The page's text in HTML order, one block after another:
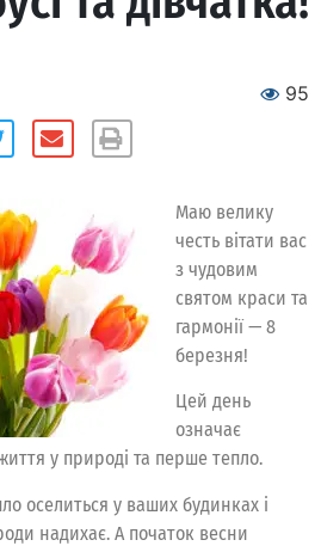
95
Маю велику
честь вітати вас
з чудовим
святом краси та
гармонії — 8
березня!
Цей день
означає
у природі та перше тепло.
оселиться у ваших будинках і
надихає. А початок весни